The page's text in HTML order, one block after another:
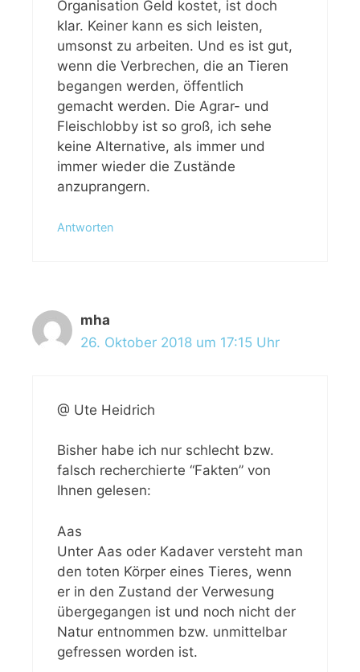
Organisation Geld kostet, ist doch
klar. Keiner kann es sich leisten,
umsonst zu arbeiten. Und es ist gut,
wenn die Verbrechen, die an Tieren
begangen werden, öffentlich
gemacht werden. Die Agrar- und
Fleischlobby ist so groß, ich sehe
keine Alternative, als immer und
immer wieder die Zustände
anzuprangern.
Antworten
mha
26. Oktober 2018 um 17:15 Uhr
@ Ute Heidrich
Bisher habe ich nur schlecht bzw.
falsch recherchierte “Fakten” von
Ihnen gelesen:
Aas
Unter Aas oder Kadaver versteht man
den toten Körper eines Tieres, wenn
er in den Zustand der Verwesung
übergegangen ist und noch nicht der
Natur entnommen bzw. unmittelbar
gefressen worden ist.